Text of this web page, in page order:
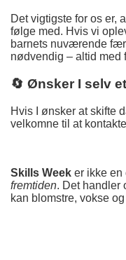
Det vigtigste for os er,
følge med. Hvis vi
barnets nuværende
nødvendig – altid
🔄 Ønsker I selv
Hvis I ønsker at skifte
velkomne til at
Skills Week er ikke en
fremtiden. Det handler
kan blomstre, vokse